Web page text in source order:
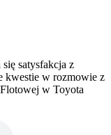
satysfakcja z
kwestie w rozmowie z
w Toyota